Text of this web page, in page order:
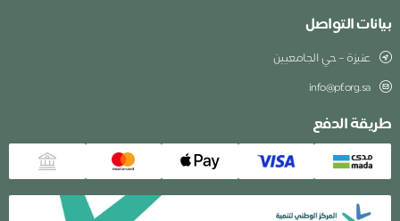
بيانات التواصل
عنيزة – حي الجامعيين
info@pf.org.sa
طريقة الدفع